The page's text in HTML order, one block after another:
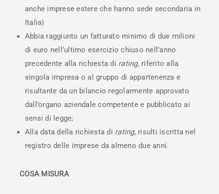
anche imprese estere che hanno sede secondaria in
Italia)
Abbia raggiunto un fatturato minimo di due milioni
di euro nell’ultimo esercizio chiuso nell’anno
precedente alla richiesta di rating, riferito alla
singola impresa o al gruppo di appartenenza e
risultante da un bilancio regolarmente approvato
dall’organo aziendale competente e pubblicato ai
sensi di legge;
Alla data della richiesta di rating, risulti iscritta nel
registro delle imprese da almeno due anni.
COSA MISURA